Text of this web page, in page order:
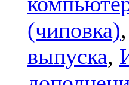
(чиповка),
выпуска,